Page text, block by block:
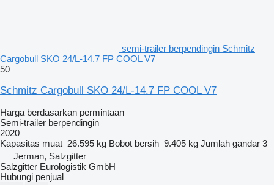
semi-trailer berpendingin Schmitz
Cargobull SKO 24/L-14.7 FP COOL V7
50
Schmitz Cargobull SKO 24/L-14.7 FP COOL V7
Harga berdasarkan permintaan
Semi-trailer berpendingin
2020
Kapasitas muat 26.595 kg Bobot bersih 9.405 kg Jumlah gandar 3
Jerman, Salzgitter
Salzgitter Eurologistik GmbH
Hubungi penjual